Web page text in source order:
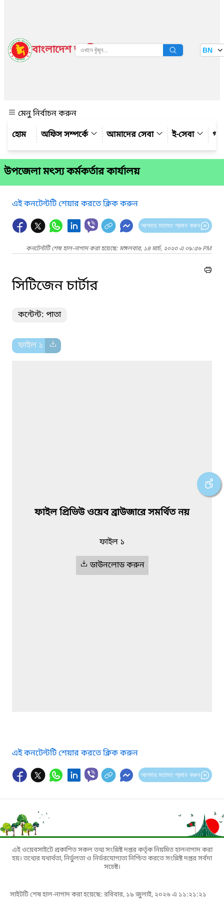
বাংলাদেশ জাতীয় তথ্য বাতায়ন BN
মেনু নির্বাচন করুন
অফিস সম্পর্কে
আমাদের সেবা ই-সেবা
উপজেলা মৎস্য কর্মকর্তার কার্যালয়
এই কনটেন্টটি শেয়ার করতে ক্লিক করুন
আপনার মতামত প্রদান করুন
কনটেন্টটি শেষ হাল-নাগাদ করা হয়েছে: মঙ্গলবার, ১৪ মার্চ, ২০২৩ এ ০৯:৫৬ PM
সিটিজেন চার্টার
কন্টেন্ট: পাতা
ফাইল ১
ফাইল প্রিভিউ ওয়েব ব্রাউজারে সমর্থিত নয়
ফাইল ১
ডাউনলোড করুন
এই কনটেন্টটি শেয়ার করতে ক্লিক করুন
আপনার মতামত প্রদান করুন
এই ওয়েবসাইটে প্রকাশিত সকল তথ্য সংশ্লিষ্ট দপ্তর কর্তৃক নিয়মিত হালনাগাদ করা
হয়। তথ্যের যথার্থতা, নির্ভুলতা ও নির্ভরযোগ্যতা নিশ্চিত করতে সংশ্লিষ্ট দপ্তর সর্বদা
সচেষ্ট।
সাইটটি শেষ হাল-নাগাদ করা হয়েছে: রবিবার, ১৯ জুলাই, ২০২৬ এ ১১:২১:২১